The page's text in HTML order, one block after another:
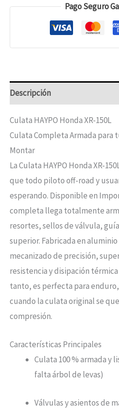
Pago Seguro
Descripción
Culata HAYPO Honda XR-150L
Culata Completa Armada para
Montar
La Culata HAYPO Honda XR-
que todo piloto off-road y
esperando. Disponible en
completa llega totalmente
resortes, sellos de válvula,
superior. Fabricada en
mecanizado de precisión,
resistencia y disipación
tanto, es perfecta para
cuando la culata original se
compresión.
Características Principales
Culata 100 % armada y
falta árbol de levas)
Válvulas y asientos de